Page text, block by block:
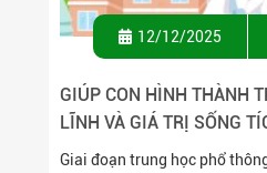
12/12/2025
GIÚP CON HÌNH THÀNH
LĨNH VÀ GIÁ TRỊ SỐNG
Giai đoạn trung học phổ